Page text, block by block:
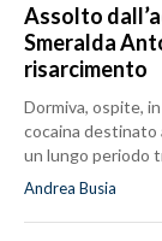
Assolto
Smeralda
risarcimento
Dormiva, ospite,
cocaina destinato
un lungo periodo
Andrea Busia